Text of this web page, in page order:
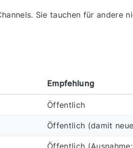
Sie tauchen für andere
Empfehlung
Öffentlich
Öffentlich (damit
Öffentlich